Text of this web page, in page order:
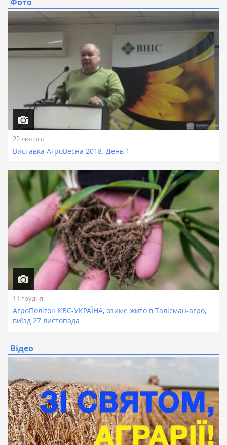
22 лютого
Виставка АгроВесна 2018. День 1
11 грудня
АгроПолігон КВС-УКРАЇНА, озиме жито в Талісман-агро,
виїзд 27 листопада
Відео